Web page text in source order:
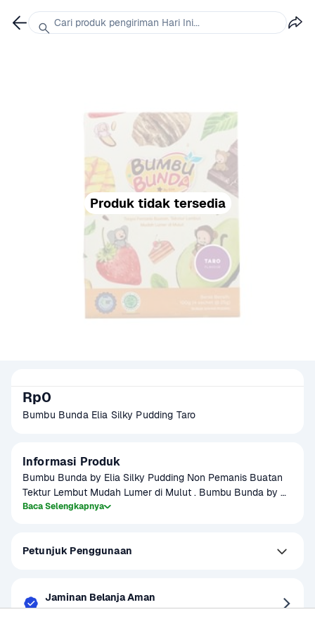
Produk tidak tersedia
Rp0
Bumbu Bunda Elia Silky Pudding Taro
Informasi Produk
Bumbu Bunda by Elia Silky Pudding Non Pemanis Buatan
Tektur Lembut Mudah Lumer di Mulut . Bumbu Bunda by
Elia Silky Pudding merupakan bubuk bahan puding yang
bunda menikmati Silky Pudding tanpa takut gagal dan sulit
Baca Selengkapnya
Petunjuk Penggunaan
Jaminan Belanja Aman
Barang tidak sesuai, Uang tunai kembali
Cari produk pengiriman Hari Ini...